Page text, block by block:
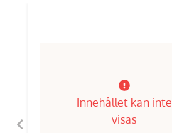
Innehållet kan inte
visas